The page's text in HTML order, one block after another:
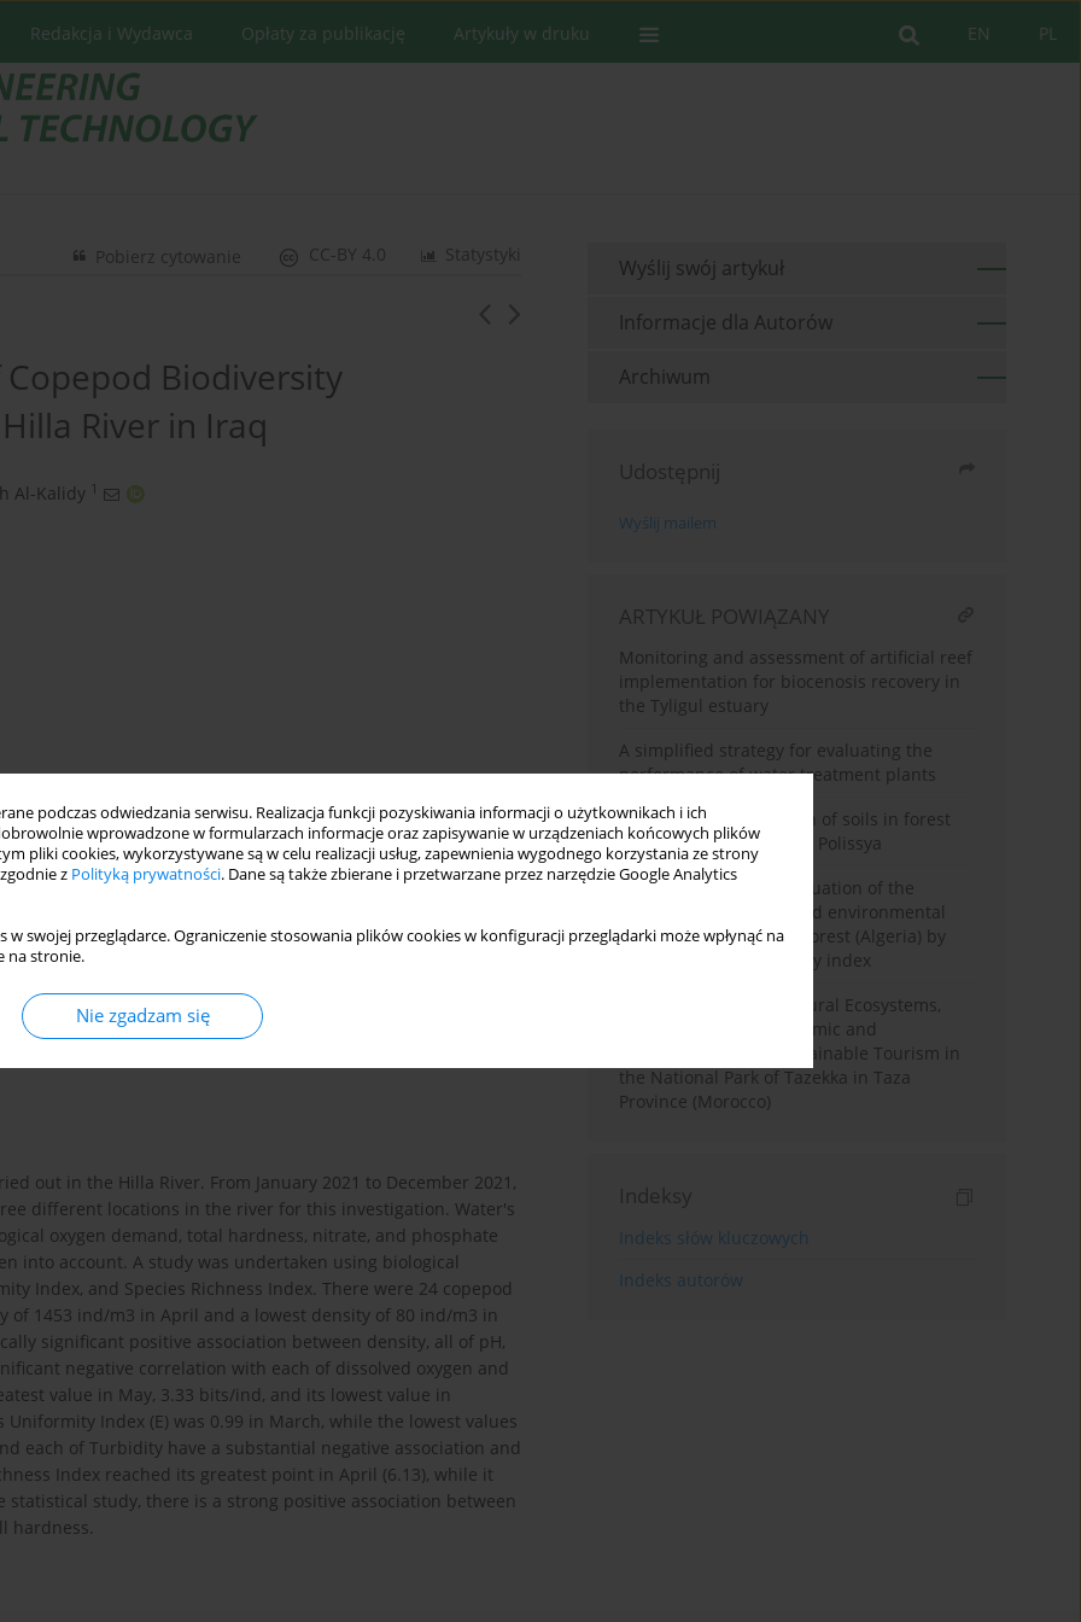
podczas odwiedzania serwisu. Realizacja funkcji pozyskiwania informacji o użytkownikach i ich
wprowadzone w formularzach informacje oraz zapisywanie w urządzeniach końcowych plików
pliki cookies, wykorzystywane są w celu realizacji usług, zapewnienia wygodnego korzystania ze strony
z Polityką prywatności. Dane są także zbierane i przetwarzane przez narzędzie Google Analytics
w swojej przeglądarce. Ograniczenie stosowania plików cookies w konfiguracji przeglądarki może wpłynąć na
na stronie.
Nie zgadzam się
PL
EN
Redakcja i Wydawca Opłaty za publikację Artykuły w druku
Statystyki
CC-BY 4.0
Pobierz cytowanie
Biodiversity
River in Iraq
Al-Kalidy 1
out in the Hilla River. From January 2021 to December 2021,
different locations in the river for this investigation. Water's
oxygen demand, total hardness, nitrate, and phosphate
into account. A study was undertaken using biological
Index, and Species Richness Index. There were 24 copepod
1453 ind/m3 in April and a lowest density of 80 ind/m3 in
significant positive association between density, all of pH,
negative correlation with each of dissolved oxygen and
value in May, 3.33 bits/ind, and its lowest value in
Index (E) was 0.99 in March, while the lowest values
each of Turbidity have a substantial negative association and
Index reached its greatest point in April (6.13), while it
study, there is a strong positive association between
hardness.
Wyślij swój artykuł
Informacje dla Autorów
Archiwum
Udostępnij
Wyślij mailem
ARTYKUŁ POWIĄZANY
Monitoring and assessment of artificial reef
implementation for biocenosis recovery in
the Tyligul estuary
A simplified strategy for evaluating the
performance of water treatment plants
Agroecological condition of soils in forest
ecosystems of Zhytomyr Polissya
Contribution to the evaluation of the
ordinary biodiversity and environmental
status of the Chettaba forest (Algeria) by
the potential biodiversity index
Characterization of Natural Ecosystems,
Biodiversity, Socioeconomic and
Infrastructures for Sustainable Tourism in
the National Park of Tazekka in Taza
Province (Morocco)
Indeksy
Indeks słów kluczowych
Indeks autorów